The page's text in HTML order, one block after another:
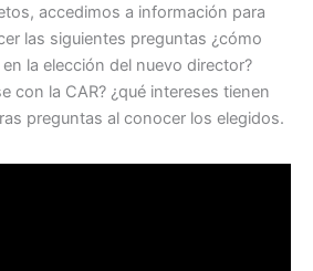
accedimos a información para
las siguientes preguntas ¿cómo
la elección del nuevo director?
con la CAR? ¿qué intereses tienen
preguntas al conocer los elegidos.